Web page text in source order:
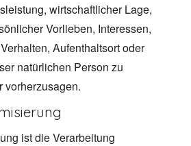
wirtschaftlicher Lage,
Vorlieben, Interessen,
Aufenthaltsort oder
natürlichen Person zu
vorherzusagen.
ist die Verarbeitung